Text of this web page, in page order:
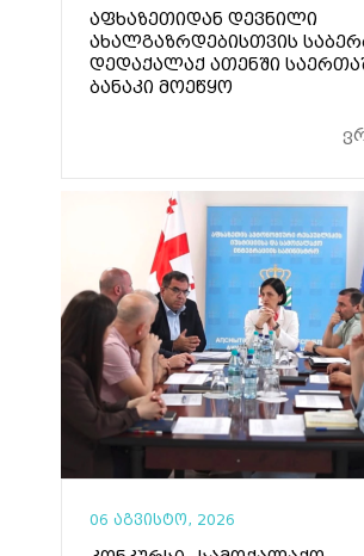
აფხაზეთიდან დევნილი
ახალგაზრდებისთვის
დედაქალაქ ათენში
ბანაკი მოეწყო
06 აგვისტო, 2026